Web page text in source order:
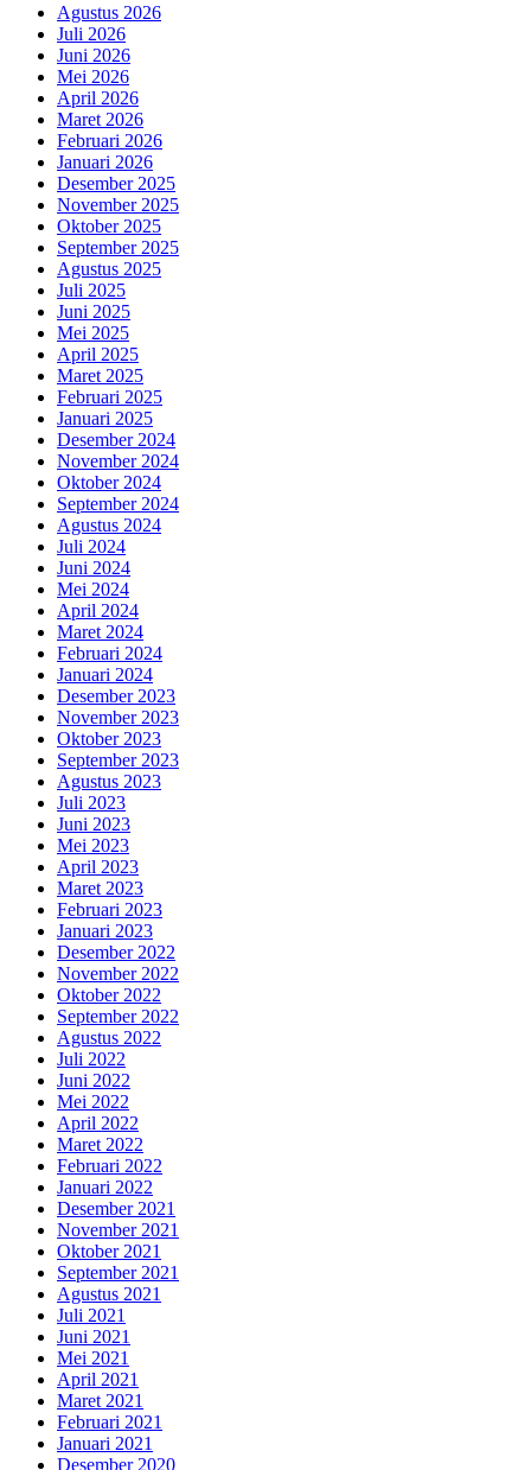
Agustus 2026
Juli 2026
Juni 2026
Mei 2026
April 2026
Maret 2026
Februari 2026
Januari 2026
Desember 2025
November 2025
Oktober 2025
September 2025
Agustus 2025
Juli 2025
Juni 2025
Mei 2025
April 2025
Maret 2025
Februari 2025
Januari 2025
Desember 2024
November 2024
Oktober 2024
September 2024
Agustus 2024
Juli 2024
Juni 2024
Mei 2024
April 2024
Maret 2024
Februari 2024
Januari 2024
Desember 2023
November 2023
Oktober 2023
September 2023
Agustus 2023
Juli 2023
Juni 2023
Mei 2023
April 2023
Maret 2023
Februari 2023
Januari 2023
Desember 2022
November 2022
Oktober 2022
September 2022
Agustus 2022
Juli 2022
Juni 2022
Mei 2022
April 2022
Maret 2022
Februari 2022
Januari 2022
Desember 2021
November 2021
Oktober 2021
September 2021
Agustus 2021
Juli 2021
Juni 2021
Mei 2021
April 2021
Maret 2021
Februari 2021
Januari 2021
Desember 2020